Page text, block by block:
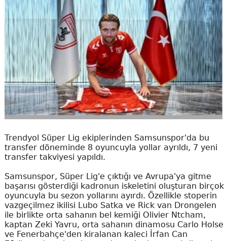
Trendyol Süper Lig ekiplerinden Samsunspor'da bu
transfer döneminde 8 oyuncuyla yollar ayrıldı, 7 yeni
transfer takviyesi yapıldı.
Samsunspor, Süper Lig'e çıktığı ve Avrupa'ya gitme
başarısı gösterdiği kadronun iskeletini oluşturan birçok
oyuncuyla bu sezon yollarını ayırdı. Özellikle stoperin
vazgeçilmez ikilisi Lubo Satka ve Rick van Drongelen
ile birlikte orta sahanın bel kemiği Olivier Ntcham,
kaptan Zeki Yavru, orta sahanın dinamosu Carlo Holse
ve Fenerbahçe'den kiralanan kaleci İrfan Can